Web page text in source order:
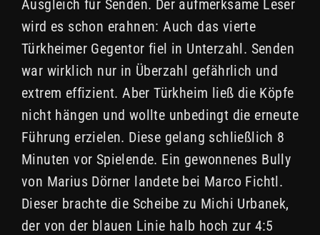
Ausgleich für Senden. Der aufmerksame Leser
wird es schon erahnen: Auch das vierte
Türkheimer Gegentor fiel in Unterzahl. Senden
war wirklich nur in Überzahl gefährlich und
extrem effizient. Aber Türkheim ließ die Köpfe
nicht hängen und wollte unbedingt die erneute
Führung erzielen. Diese gelang schließlich 8
Minuten vor Spielende. Ein gewonnenes Bully
von Marius Dörner landete bei Marco Fichtl.
Dieser brachte die Scheibe zu Michi Urbanek,
der von der blauen Linie halb hoch zur 4:5